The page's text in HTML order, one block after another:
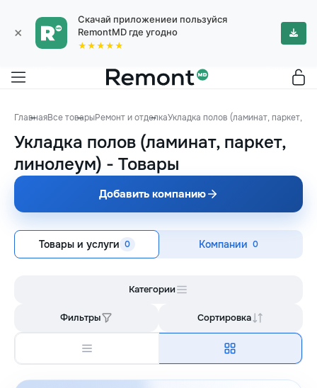
×
Скачай приложениеи пользуйся
RemontMD где угодно
★★★★★
ГлавнаяВсе товарыРемонт и отделкаУкладка полов (ламинат, паркет,
Укладка полов (ламинат, паркет,
линолеум) - Товары
Добавить компанию
Товары и услуги 0 Компании 0
Категории
Фильтры Сортировка